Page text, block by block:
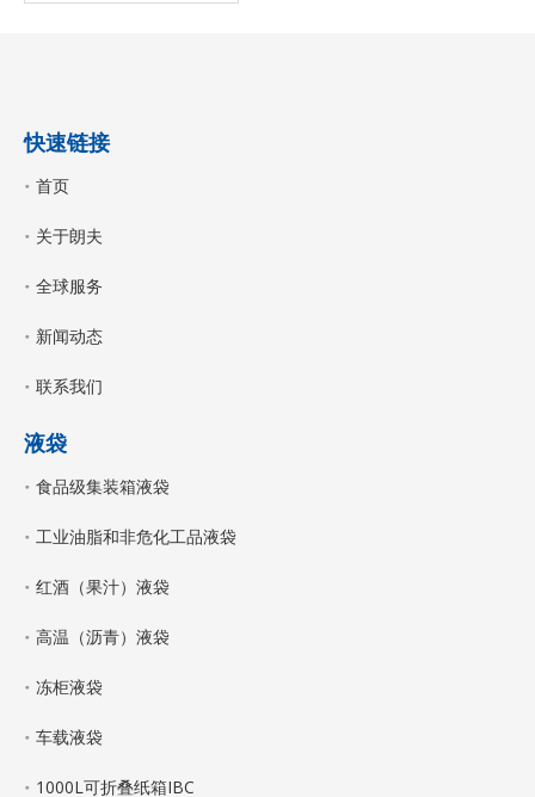
快速链接
首页
关于朗夫
全球服务
新闻动态
联系我们
液袋
食品级集装箱液袋
工业油脂和非危化工品液袋
红酒（果汁）液袋
高温（沥青）液袋
冻柜液袋
车载液袋
1000L可折叠纸箱IBC